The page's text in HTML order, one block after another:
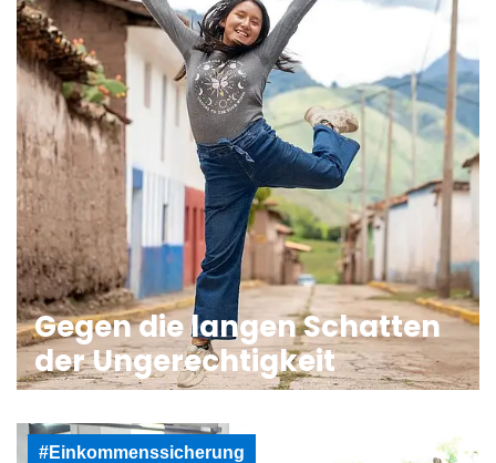
Gegen die langen Schatten
der Ungerechtigkeit
#Einkommenssicherung